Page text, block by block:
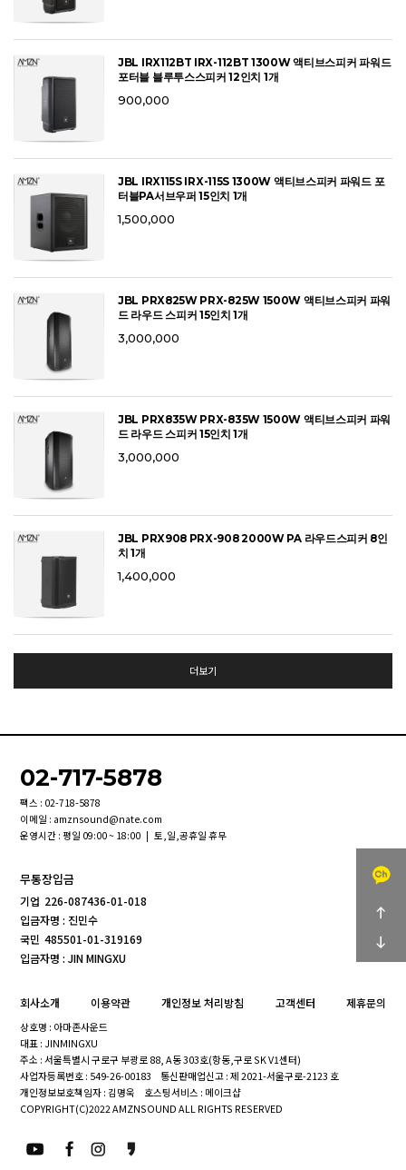
JBL IRX112BT IRX-112BT 1300W 액티브스피커 파워드
포터블 블루투스스피커 12인치 1개
900,000
JBL IRX115S IRX-115S 1300W 액티브스피커 파워드 포
터블PA서브우퍼 15인치 1개
1,500,000
JBL PRX825W PRX-825W 1500W 액티브스피커 파워
드 라우드 스피커 15인치 1개
3,000,000
JBL PRX835W PRX-835W 1500W 액티브스피커 파워
드 라우드 스피커 15인치 1개
3,000,000
JBL PRX908 PRX-908 2000W PA 라우드스피커 8인
치 1개
1,400,000
더보기
02-717-5878
팩스 : 02-718-5878
이메일 : amznsound@nate.com
운영시간 : 평일 09:00 ~ 18:00 | 토,일,공휴일 휴무
무통장입금
기업 226-087436-01-018
입금자명 : 진민수
국민 485501-01-319169
입금자명 : JIN MINGXU
회사소개 이용약관 개인정보 처리방침 고객센터 제휴문의
상호명 : 아마존사운드
대표 : JINMINGXU
주소 : 서울특별시 구로구 부광로 88, A동 303호(항동,구로 SK V1센터)
사업자등록번호 : 549-26-00183
통신판매업신고 : 제 2021-서울구로-2123 호
개인정보보호책임자 : 김명욱
호스팅서비스 : 메이크샵
COPYRIGHT(C)2022 AMZNSOUND ALL RIGHTS RESERVED